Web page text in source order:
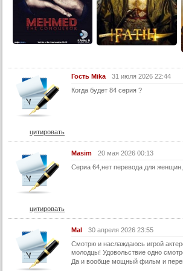
13 серия (суб)
14 серия
15 серия (суб)
16 серия
16 серия (суб)
17 серия
18 серия
18 серия (суб)
19 серия (суб)
20 серия
20 серия (суб)
21 серия
Гость Mika
31 июля 2026 22:44
Когда будет 84 серия ?
цитировать
Masim
20 мая 2026 00:13
Сериа 64,нет перевода для
цитировать
Mal
30 апреля 2026 23:55
Смотрю и наслаждаюсь игрой
молодцы! Удовольствие одно
Да и вообще мощный фильм и